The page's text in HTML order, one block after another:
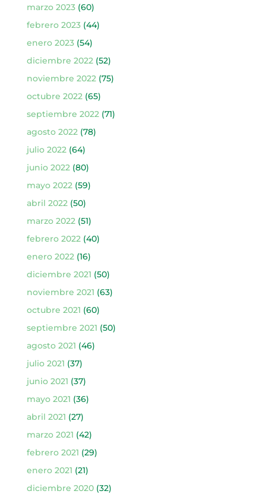
marzo 2023(60)
febrero 2023(44)
enero 2023(54)
diciembre 2022 (52)
noviembre 2022 (75)
octubre 2022 (65)
septiembre 2022 (71)
agosto 2022 (78)
julio 2022 (64)
junio 2022 (80)
mayo 2022 (59)
abril 2022 (50)
marzo 2022 (51)
febrero 2022 (40)
enero 2022 (16)
diciembre 2021 (50)
noviembre 2021 (63)
octubre 2021 (60)
septiembre 2021 (50)
agosto 2021 (46)
julio 2021 (37)
junio 2021 (37)
mayo 2021 (36)
abril 2021 (27)
marzo 2021 (42)
febrero 2021 (29)
enero 2021 (21)
diciembre 2020(32)